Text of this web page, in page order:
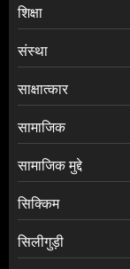
शिक्षा
संस्था
साक्षात्कार
सामाजिक
सामाजिक मुद्दे
सिक्किम
सिलीगुड़ी